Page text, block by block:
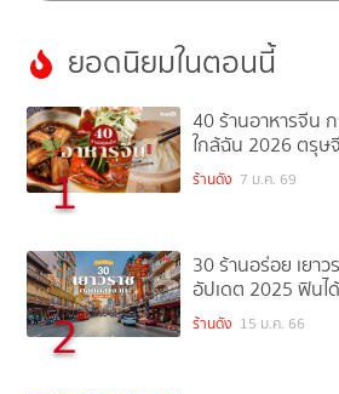
ยอดนิยมในตอนนี้
1
40 ร้านอาหารจีน
ใกล้ฉัน 2026 ตรุษ
ร้านดัง 7 ม.ค. 69
2
30 ร้านอร่อย เยา
อัปเดต 2025 ฟินไ
ร้านดัง 15 ม.ค. 66